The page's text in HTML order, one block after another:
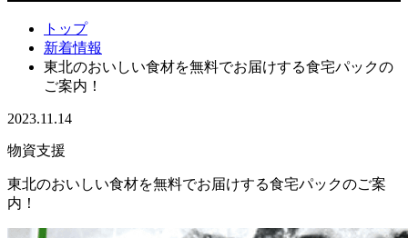
トップ
新着情報
東北のおいしい食材を無料でお届けする食宅パックの
ご案内！
2023.11.14
物資支援
東北のおいしい食材を無料でお届けする食宅パックのご案
内！